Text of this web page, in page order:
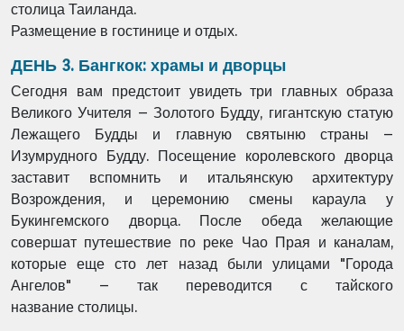
столица Таиланда.
Размещение в гостинице и отдых.
ДЕНЬ 3. Бангкок: храмы и дворцы
Сегодня вам предстоит увидеть три главных образа
Великого Учителя – Золотого Будду, гигантскую статую
Лежащего Будды и главную святыню страны –
Изумрудного Будду. Посещение королевского дворца
заставит вспомнить и итальянскую архитектуру
Возрождения, и церемонию смены караула у
Букингемского дворца. После обеда желающие
совершат путешествие по реке Чао Прая и каналам,
которые еще сто лет назад были улицами "Города
Ангелов" – так переводится с тайского
название столицы.